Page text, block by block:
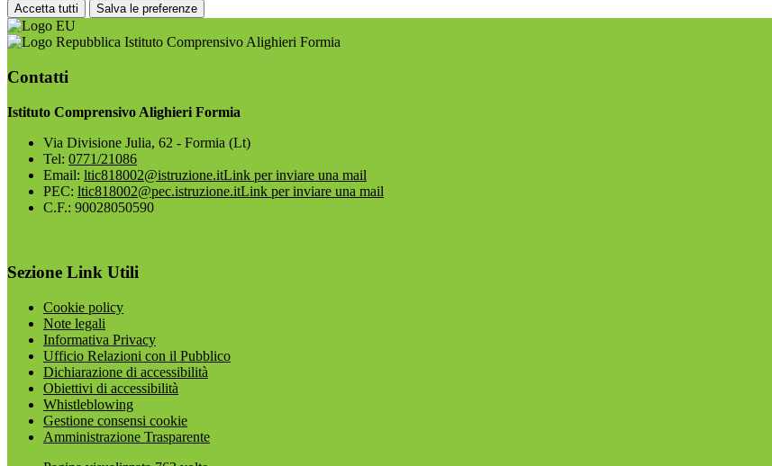
Accetta tutti Salva le preferenze
Istituto Comprensivo Alighieri Formia
Contatti
Istituto Comprensivo Alighieri Formia
Via Divisione Julia, 62 - Formia (Lt)
Tel: 0771/21086
Email: ltic818002@istruzione.itLink per inviare una mail
PEC: ltic818002@pec.istruzione.itLink per inviare una mail
C.F.: 90028050590
Sezione Link Utili
Cookie policy
Note legali
Informativa Privacy
Ufficio Relazioni con il Pubblico
Dichiarazione di accessibilità
Obiettivi di accessibilità
Whistleblowing
Gestione consensi cookie
Amministrazione Trasparente